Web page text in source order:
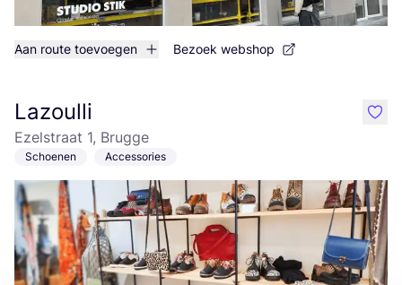
Aan route toevoegen Bezoek webshop
Lazoulli
Ezelstraat 1, Brugge
Schoenen Accessories
like